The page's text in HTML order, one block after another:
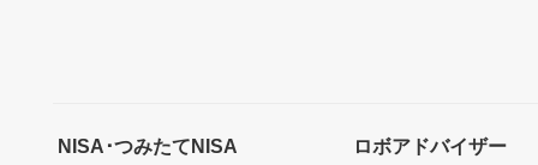
NISA･つみたてNISA ロボアドバイザー